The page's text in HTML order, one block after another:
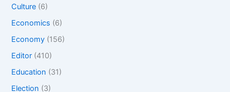
Culture (6)
Economics (6)
Economy (156)
Editor (410)
Education (31)
Election (3)